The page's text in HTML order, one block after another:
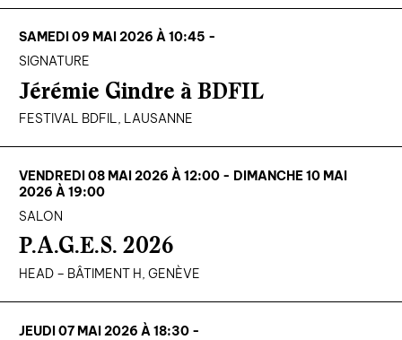
SAMEDI 09 MAI 2026 À 10:45 -
SIGNATURE
Jérémie Gindre à BDFIL
FESTIVAL BDFIL, LAUSANNE
VENDREDI 08 MAI 2026 À 12:00 - DIMANCHE 10 MAI
2026 À 19:00
SALON
P.A.G.E.S. 2026
HEAD – BÂTIMENT H, GENÈVE
JEUDI 07 MAI 2026 À 18:30 -